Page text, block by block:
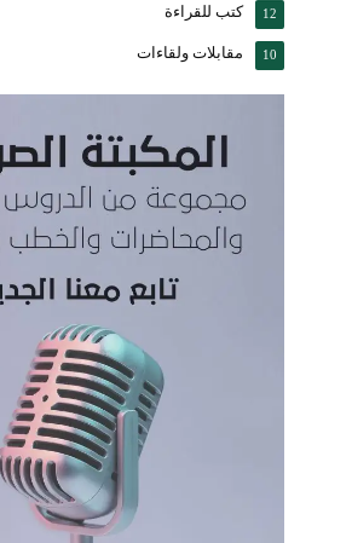
كتب للقراءة 12
مقابلات ولقاءات 10